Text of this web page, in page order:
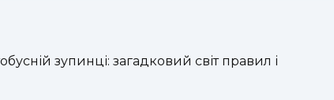
зупинці: загадковий світ правил і